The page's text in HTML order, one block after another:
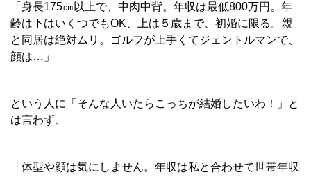
「身長175㎝以上で、中肉中背。年収は最低800万円。年
齢は下はいくつでもOK、上は５歳まで、初婚に限る。親
と同居は絶対ムリ。ゴルフが上手くてジェントルマンで、
顔は…」
という人に「そんな人いたらこっちが結婚したいわ！」と
は言わず、
「体型や顔は気にしません。年収は私と合わせて世帯年収